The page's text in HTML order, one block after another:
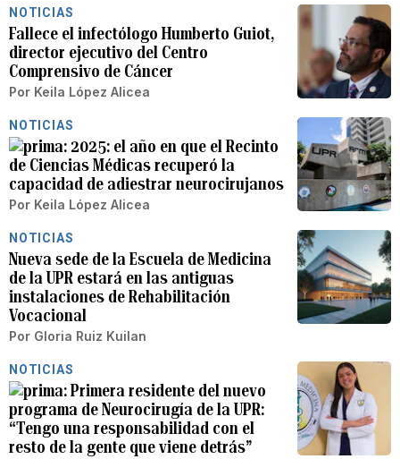
NOTICIAS
Fallece el infectólogo Humberto Guiot,
director ejecutivo del Centro
Comprensivo de Cáncer
Por Keila López Alicea
NOTICIAS
2025: el año en que el Recinto
de Ciencias Médicas recuperó la
capacidad de adiestrar neurocirujanos
Por Keila López Alicea
NOTICIAS
Nueva sede de la Escuela de Medicina
de la UPR estará en las antiguas
instalaciones de Rehabilitación
Vocacional
Por Gloria Ruiz Kuilan
NOTICIAS
Primera residente del nuevo
programa de Neurocirugía de la UPR:
“Tengo una responsabilidad con el
resto de la gente que viene detrás”